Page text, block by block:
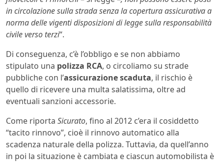
in circolazione sulla strada senza la copertura assicurativa a
norma delle vigenti disposizioni di legge sulla responsabilità
civile verso terzi“.
Di conseguenza, c’è l’obbligo e se non abbiamo
stipulato una polizza RCA, o circoliamo su strade
pubbliche con l’assicurazione scaduta, il rischio è
quello di ricevere una multa salatissima, oltre ad
eventuali sanzioni accessorie.
Come riporta Sicurato, fino al 2012 c’era il cosiddetto
“tacito rinnovo”, cioè il rinnovo automatico alla
scadenza naturale della polizza. Tuttavia, da quell’anno
in poi la situazione è cambiata e ciascun automobilista è